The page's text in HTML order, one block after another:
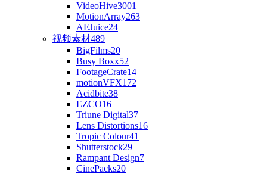
VideoHive3001
MotionArray263
AEJuice24
视频素材489
BigFilms20
Busy Boxx52
FootageCrate14
motionVFX172
Acidbite38
EZCO16
Triune Digital37
Lens Distortions16
Tropic Colour41
Shutterstock29
Rampant Design7
CinePacks20